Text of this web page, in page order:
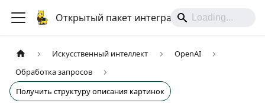
Открытый пакет интеграций
Искусственный интеллект
OpenAI
Обработка запросов
Получить структуру описания картинок